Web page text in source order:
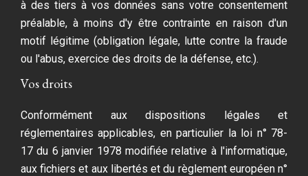
à des tiers à vos données sans votre consentement
préalable, à moins d'y être contrainte en raison d'un
motif légitime (obligation légale, lutte contre la fraude
ou l'abus, exercice des droits de la défense, etc.).
Vos droits
Conformément aux dispositions légales et
réglementaires applicables, en particulier la loi n° 78-
17 du 6 janvier 1978 modifiée relative à l'informatique,
aux fichiers et aux libertés et du règlement européen n°